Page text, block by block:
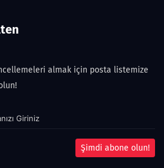
almak için posta listemize
Şimdi abone olun!